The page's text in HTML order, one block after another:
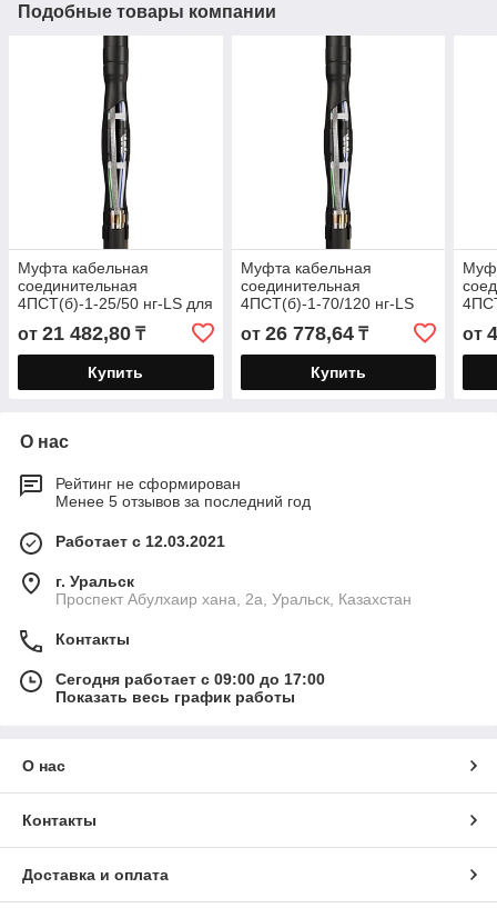
Подобные товары компании
Муфта кабельная
соединительная
4ПСТ(б)-1-25/50 нг-LS для
бронированных кабелей
«нг-LS» с пластмассовой
от 21 482,80 ₸
Купить
Муфта кабельная
соединительная
4ПСТ(б)-1-70/120 нг-LS
для бронированных
кабелей «нг-LS» с
пластмассовой
от 26 778,64₸
Купить
от
О нас
Рейтинг не сформирован
Менее 5 отзывов за последний год
Работает с 12.03.2021
г. Уральск
Проспект Абулхаир хана, 2а, Уральск, Казахстан
Контакты
Сегодня работает с 09:00 до 17:00
Показать весь график работы
О нас
Контакты
Доставка и оплата